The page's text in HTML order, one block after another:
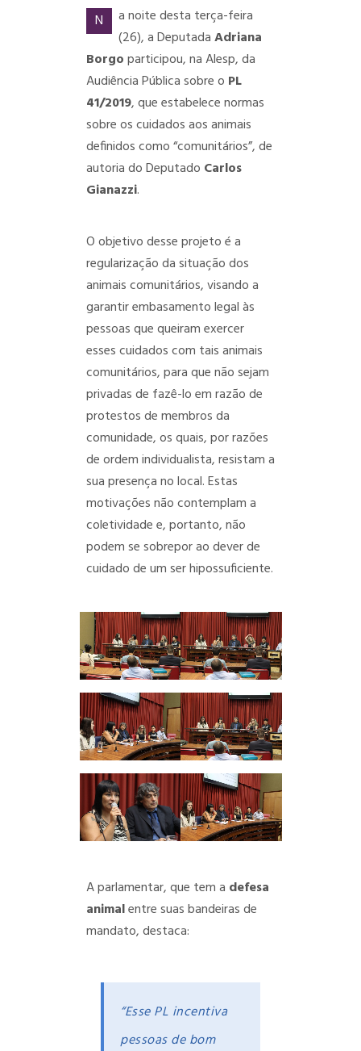
N
a noite desta terça-feira
(26), a DeputadaAdriana
Borgoparticipou, na Alesp, da
Audiência Pública sobre o PL
41/2019, que estabelece normas
sobre os cuidados aos animais
definidos como “comunitários”, de
autoria do Deputado Carlos
Gianazzi.
O objetivo desse projeto é a
regularização da situação dos
animais comunitários, visando a
garantir embasamento legal às
pessoas que queiram exercer
esses cuidados com tais animais
comunitários, para que não sejam
privadas de fazê-lo em razão de
protestos de membros da
comunidade, os quais, por razões
de ordem individualista, resistam a
sua presença no local. Estas
motivações não contemplam a
coletividade e, portanto, não
podem se sobrepor ao dever de
cuidado de um ser hipossuficiente.
A parlamentar, que tem a defesa
animalentre suas bandeiras de
mandato, destaca:
“Esse PL incentiva
pessoas de bom